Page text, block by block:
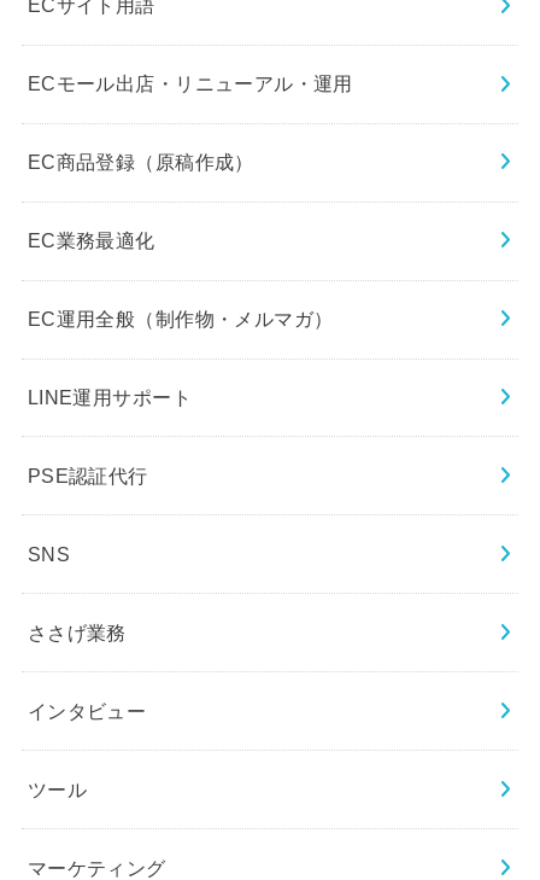
ECサイト用語
ECモール出店・リニューアル・運用
EC商品登録（原稿作成）
EC業務最適化
EC運用全般（制作物・メルマガ）
LINE運用サポート
PSE認証代行
SNS
ささげ業務
インタビュー
ツール
マーケティング